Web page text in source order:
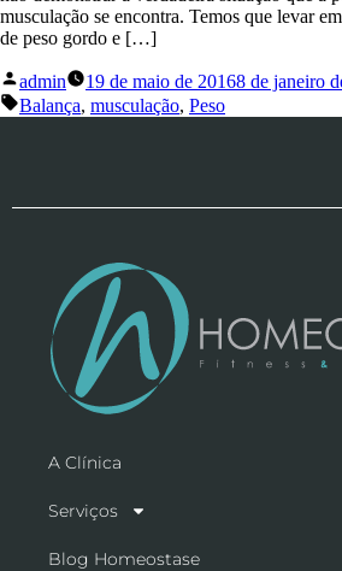
musculação se encontra. Temos que levar
de peso gordo e […]
admin 19 de maio de 20168 de janeiro
Balança, musculação, Peso
A Clínica
Serviços
Blog Homeostase